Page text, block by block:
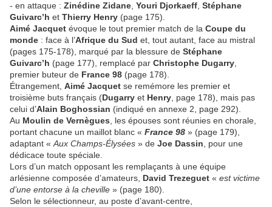
- en attaque : Zinédine Zidane Youri Djorkaeff Stéphane
Guivarc’h et Thierry Henry (page 175).
Aimé Jacquet évoque le tout premier match de la Coupe du
monde : face à l’Afrique du Sud et, tout autant, face au mistral
(pages 175-178), marqué par la blessure de Stéphane
Guivarc’h (page 177), remplacé par Christophe Dugarry
premier buteur de France 98 (page 178).
Étrangement, Aimé Jacquet se remémore les premier et
troisième buts français (Dugarry et Henry , page 178), mais pas
celui d’Alain Boghossian (indiqué en annexe 2, page 292).
Au Moulin de Vernègues , les épouses sont réunies en chorale,
portant chacune un maillot blanc « France 98 » (page 179),
adaptant « Aux Champs-Élysées » de Joe Dassin , pour une
dédicace toute spéciale.
Lors d’un match opposant les remplaçants à une équipe
arlésienne composée d’amateurs, David Trezeguet « est victime
d’une entorse à la cheville » (page 180).
Selon le sélectionneur, au poste d’avant-centre,